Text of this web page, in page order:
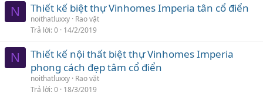
N Thiết kế biệt thự Vinhomes Imperia tân cổ điển
noithatluxxy Rao vặt
Trả lời 0 14/2/2019
N
Thiết kế nội thất biệt thự Vinhomes Imperia
phong cách đẹp tâm cổ điển
noithatluxxy Rao vặt
Trả lời 0 18/3/2019